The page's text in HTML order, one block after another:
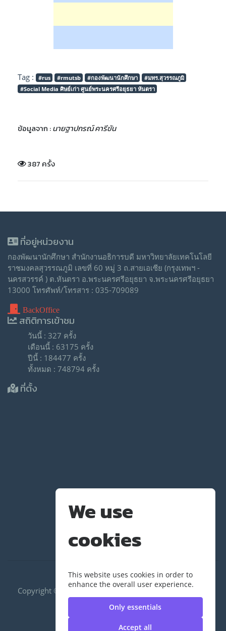
We use
cookies
This website uses cookies in order to
enhance the overall user experience.
Only essentials
Accept all
Tag : #rus #rmutsb #กองพัฒนานักศึกษา
#มทร.สุวรรณภูมิ
#Social Media ศิษย์เก่า ศูนย์พระนครศรีอยุธยา หันตรา
ข้อมูลจาก :นายฐาปกรณ์ คารีขัน
387 ครั้ง
ที่อยู่หน่วยงาน
กองพัฒนานักศึกษา สำนักงานอธิการบดี มหาวิทยาลัยเทคโนโลยี
ราชมงคลสุวรรณภูมิ เลขที่ 60 หมู่ 3 ถ.สายเอเซีย (กรุงเทพฯ -
นครสวรรค์ ) ต.หันตรา อ.พระนครศรีอยุธยา จ.พระนครศรีอยุธยา
13000 โทรศัพท์/โทรสาร : 035-709089
BackOffice
สถิติการเข้าชม
วันนี้ : 327 ครั้ง
เดือนนี้ : 63175 ครั้ง
ปีนี้ : 184477 ครั้ง
ทั้งหมด : 748794 ครั้ง
ที่ตั้ง
Copyright ©2020 RUS|กองพัฒนานักศึกษา | มหาวิทยาลัย
เทคโนโลยีราชมงคลสุวรรณภูมิ